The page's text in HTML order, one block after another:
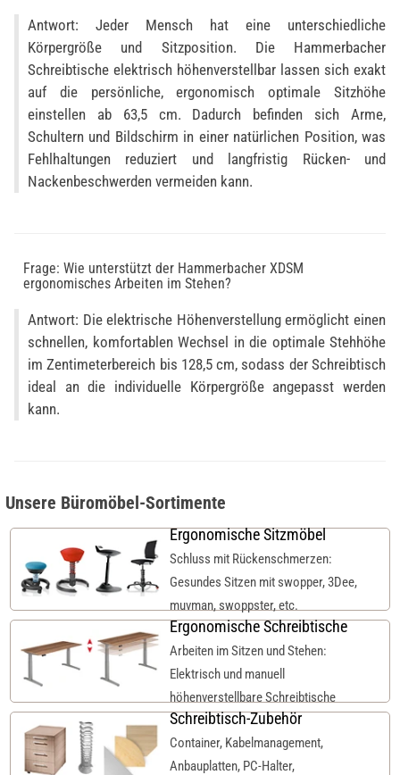
Antwort: Jeder Mensch hat eine unterschiedliche
Körpergröße und Sitzposition. Die Hammerbacher
Schreibtische elektrisch höhenverstellbar lassen sich exakt
auf die persönliche, ergonomisch optimale Sitzhöhe
einstellen ab 63,5 cm. Dadurch befinden sich Arme,
Schultern und Bildschirm in einer natürlichen Position, was
Fehlhaltungen reduziert und langfristig Rücken- und
Nackenbeschwerden vermeiden kann.
Frage: Wie unterstützt der Hammerbacher XDSM
ergonomisches Arbeiten im Stehen?
Antwort: Die elektrische Höhenverstellung ermöglicht einen
schnellen, komfortablen Wechsel in die optimale Stehhöhe
im Zentimeterbereich bis 128,5 cm, sodass der Schreibtisch
ideal an die individuelle Körpergröße angepasst werden
kann.
Unsere Büromöbel-Sortimente
Ergonomische Sitzmöbel
Schluss mit Rückenschmerzen:
Gesundes Sitzen mit swopper, 3Dee,
muvman, swoppster, etc.
Ergonomische Schreibtische
Arbeiten im Sitzen und Stehen:
Elektrisch und manuell
höhenverstellbare Schreibtische
Schreibtisch-Zubehör
Container, Kabelmanagement,
Anbauplatten, PC-Halter,